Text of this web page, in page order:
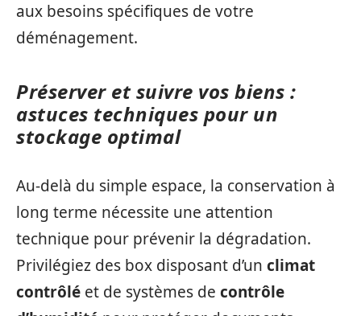
aux besoins spécifiques de votre
déménagement.
Préserver et suivre vos biens :
astuces techniques pour un
stockage optimal
Au-delà du simple espace, la conservation à
long terme nécessite une attention
technique pour prévenir la dégradation.
Privilégiez des box disposant d’un climat
contrôlé et de systèmes de contrôle